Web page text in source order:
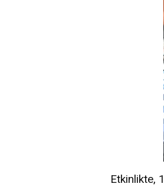
Etkinlikte,